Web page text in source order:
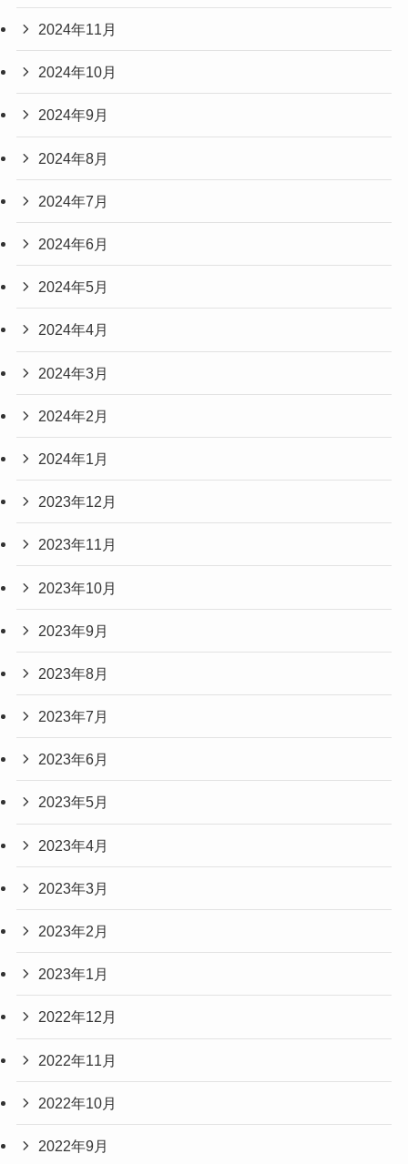
2024年11月
2024年10月
2024年9月
2024年8月
2024年7月
2024年6月
2024年5月
2024年4月
2024年3月
2024年2月
2024年1月
2023年12月
2023年11月
2023年10月
2023年9月
2023年8月
2023年7月
2023年6月
2023年5月
2023年4月
2023年3月
2023年2月
2023年1月
2022年12月
2022年11月
2022年10月
2022年9月